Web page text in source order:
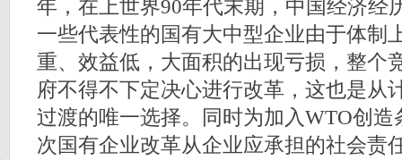
年，在上世界90年代末期，中国经济经
一些代表性的国有大中型企业由于体制
重、效益低，大面积的出现亏损，整个
府不得不下定决心进行改革，这也是从
过渡的唯一选择。同时为加入WTO创
次国有企业改革从企业应承担的社会责